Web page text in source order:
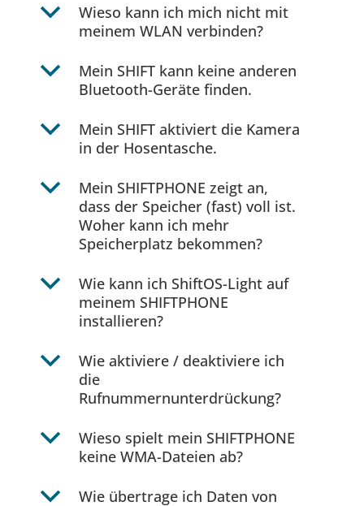
b
Wieso kann ich mich nicht mit
meinem WLAN verbinden?
b
Mein SHIFT kann keine anderen
Bluetooth-Geräte finden.
b
Mein SHIFT aktiviert die Kamera
in der Hosentasche.
b
Mein SHIFTPHONE zeigt an,
dass der Speicher (fast) voll ist.
Woher kann ich mehr
Speicherplatz bekommen?
b
Wie kann ich ShiftOS-Light auf
meinem SHIFTPHONE
installieren?
b
Wie aktiviere / deaktiviere ich
die
Rufnummernunterdrückung?
b
Wieso spielt mein SHIFTPHONE
keine WMA-Dateien ab?
b
Wie übertrage ich Daten von